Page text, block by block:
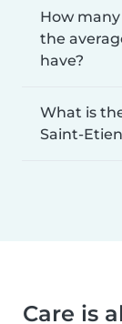
How
the
have?
What is
Saint-
Care is